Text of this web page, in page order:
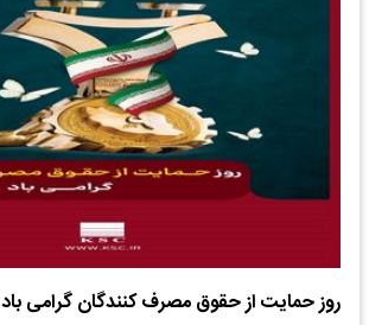
روز حمایت از حقوق مصرف کنندگان گرامی باد